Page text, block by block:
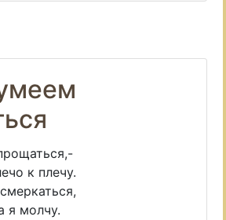
к плечу.
я молчу.